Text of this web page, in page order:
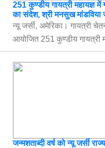
251 कुण्डीय गायत्री महायज्ञ में
का संदेश, श्री मनसुख मांडविया
न्यू जर्सी, अमेरिका। गायत्री
आयोजित 251 कुण्डीय गायत्री
जन्मशताब्दी वर्ष को न्यू जर्सी